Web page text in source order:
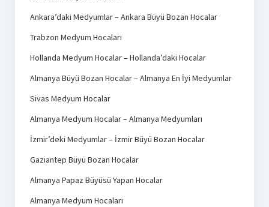
Ankara’daki Medyumlar – Ankara Büyü Bozan Hocalar
Trabzon Medyum Hocaları
Hollanda Medyum Hocalar – Hollanda’daki Hocalar
Almanya Büyü Bozan Hocalar – Almanya En İyi Medyumlar
Sivas Medyum Hocalar
Almanya Medyum Hocalar – Almanya Medyumları
İzmir’deki Medyumlar – İzmir Büyü Bozan Hocalar
Gaziantep Büyü Bozan Hocalar
Almanya Papaz Büyüsü Yapan Hocalar
Almanya Medyum Hocaları